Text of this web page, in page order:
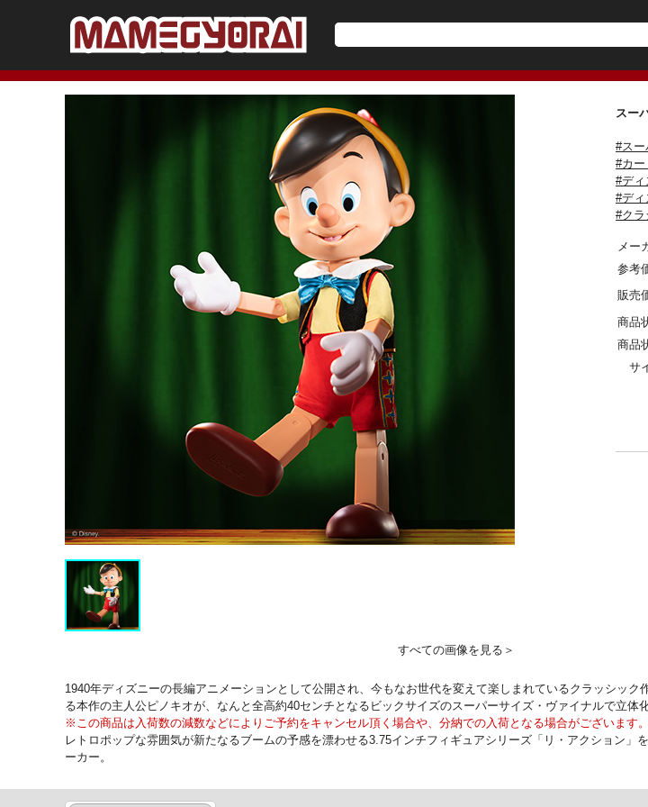
すべての画像を見る＞
スー
#ス
#カー
#ディ
#ディ
#クラ
メー
参考
販売
商品
商品
サ
1940年ディズニーの長編アニメーションとして公開され、今もなお世代を変えて楽しまれているクラッシッ
る本作の主人公ピノキオが、なんと全高約40センチとなるビックサイズのスーパーサイズ・ヴァイナルで立体
※この商品は入荷数の減数などによりご予約をキャンセル頂く場合や、分納での入荷となる場合がございます。
レトロポップな雰囲気が新たなるブームの予感を漂わせる3.75インチフィギュアシリーズ「リ・アクション
ーカー。